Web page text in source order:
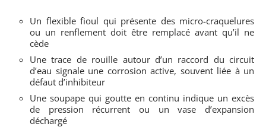
Un flexible fioul qui présente des micro-craquelures
ou un renflement doit être remplacé avant qu’il ne
cède
Une trace de rouille autour d’un raccord du circuit
d’eau signale une corrosion active, souvent liée à un
défaut d’inhibiteur
Une soupape qui goutte en continu indique un excès
de pression récurrent ou un vase d’expansion
déchargé